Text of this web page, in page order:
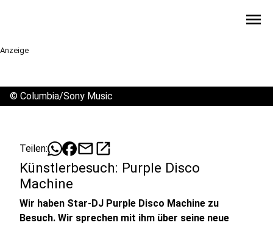
menu
Anzeige
© Columbia/Sony Music
Teilen: mailopen_in_new
Künstlerbesuch: Purple Disco
Machine
Wir haben Star-DJ Purple Disco Machine zu
Besuch. Wir sprechen mit ihm über seine neue